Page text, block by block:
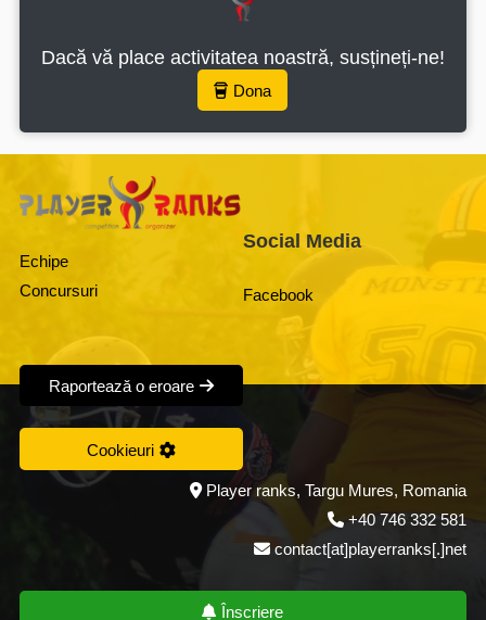
Dacă vă place activitatea noastră, susțineți-ne!
Dona
Echipe
Concursuri
Raportează o eroare
Cookieuri
Social Media
Facebook
Player ranks, Targu Mures, Romania
+40 746 332 581
contact[at]playerranks[.]net
Înscriere